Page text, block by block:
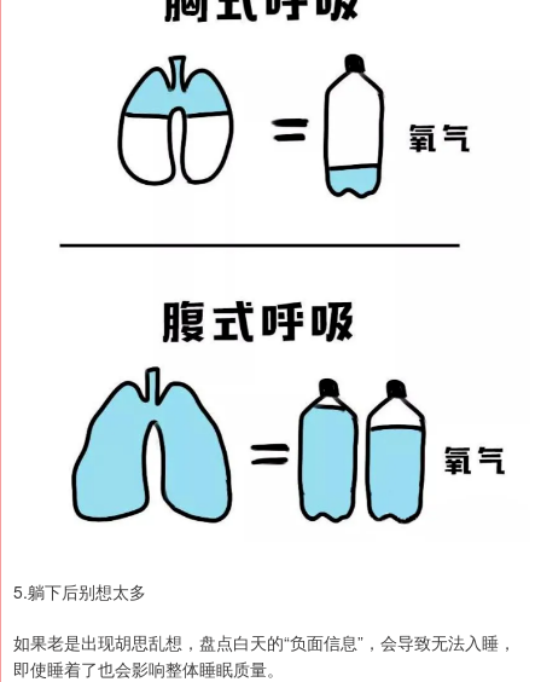
5.躺下后别想太多
如果老是出现胡思乱想，盘点白天的“负面信息”，会导致无法入睡，
即使睡着了也会影响整体睡眠质量。